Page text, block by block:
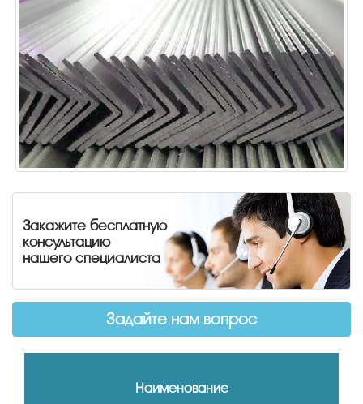
Закажите бесплатную
консультацию
нашего специалиста
Задайте нам вопрос
Наименование